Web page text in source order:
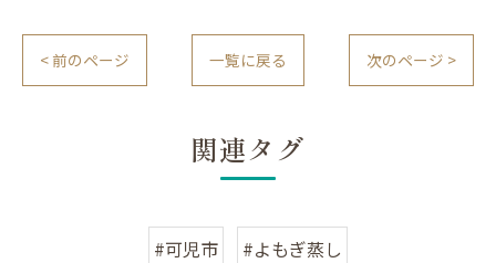
< 前のページ 一覧に戻る 次のページ >
関連タグ
#可児市 #よもぎ蒸し